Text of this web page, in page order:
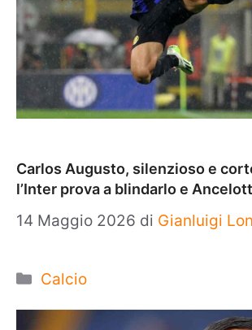
Carlos Augusto, silenzioso e
l’Inter prova a blindarlo e
14 Maggio 2026 di Gianluigi
Categorie
Calcio